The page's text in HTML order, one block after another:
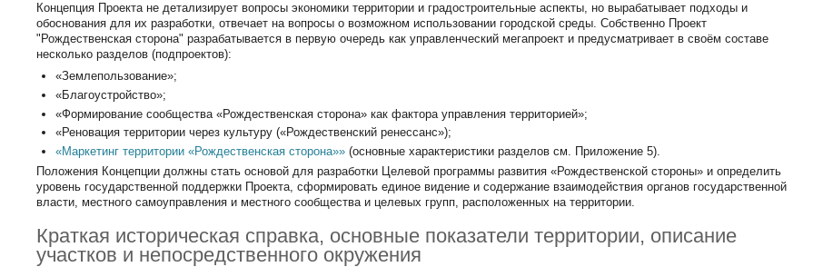
Концепция Проекта не детализирует вопросы экономики территории и градостроительные аспекты, но вырабатывает подходы и
обоснования для их разработки, отвечает на вопросы о возможном использовании городской среды. Собственно Проект
"Рождественская сторона" разрабатывается в первую очередь как управленческий мегапроект и предусматривает в своём составе
несколько разделов (подпроектов):
«Землепользование»;
«Благоустройство»;
«Формирование сообщества «Рождественская сторона» как фактора управления территорией»;
«Реновация территории через культуру («Рождественский ренессанс»);
«Маркетинг территории «Рождественская сторона»»(основные характеристики разделов см. Приложение 5).
Положения Концепции должны стать основой для разработки Целевой программы развития «Рождественской стороны» и определить
уровень государственной поддержки Проекта, сформировать единое видение и содержание взаимодействия органов государственной
власти, местного самоуправления и местного сообщества и целевых групп, расположенных на территории.
Краткая историческая справка, основные показатели территории, описание
участков и непосредственного окружения